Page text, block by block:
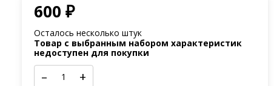
600 ₽
Осталось несколько штук
Товар с выбранным набором характеристик
недоступен для покупки
– +